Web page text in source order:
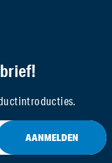
AANMELDEN